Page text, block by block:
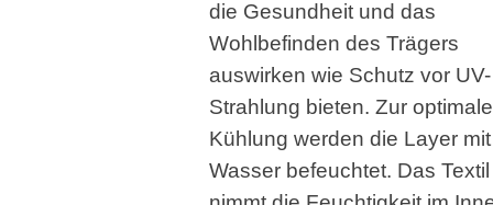
die Gesundheit und das
Wohlbefinden des Trägers
auswirken wie Schutz vor UV-
Strahlung bieten. Zur
Kühlung werden die Layer mit
Wasser befeuchtet. Das Textil